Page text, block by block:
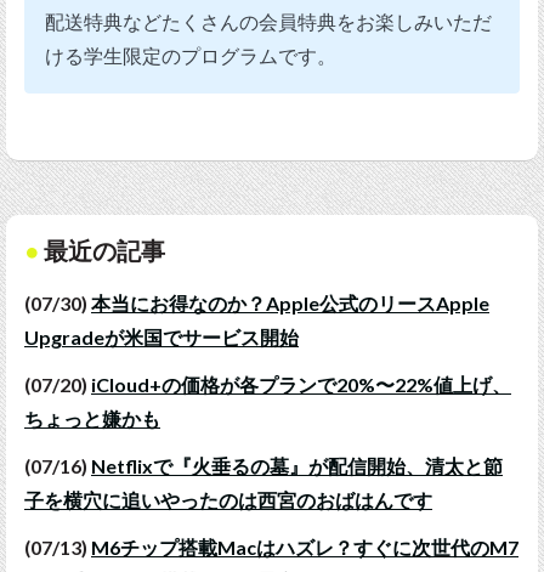
配送特典などたくさんの会員特典をお楽しみいただ
ける学生限定のプログラムです。
最近の記事
(07/30) 本当にお得なのか？Apple公式のリースApple
Upgradeが米国でサービス開始
(07/20) iCloud+の価格が各プランで20%〜22%値上げ、
ちょっと嫌かも
(07/16) Netflixで『火垂るの墓』が配信開始、清太と節
子を横穴に追いやったのは西宮のおばはんです
(07/13) M6チップ搭載Macはハズレ？すぐに次世代のM7